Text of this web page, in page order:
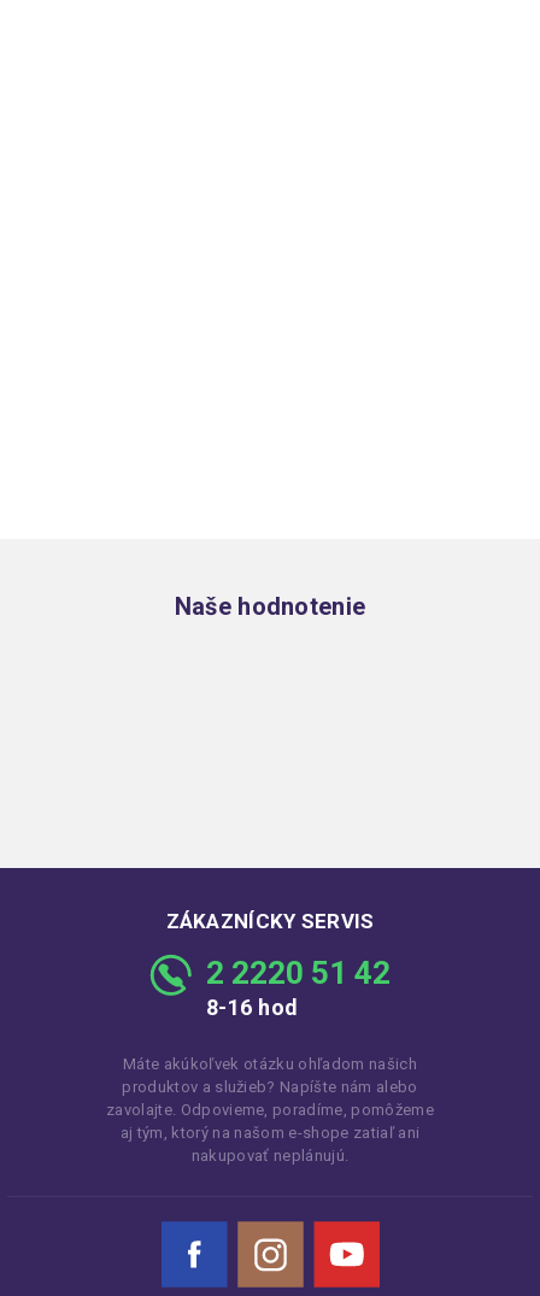
Naše hodnotenie
ZÁKAZNÍCKY SERVIS
2 2220 51 42
8-16 hod
Máte akúkoľvek otázku ohľadom našich
produktov a služieb? Napíšte nám alebo
zavolajte. Odpovieme, poradíme, pomôžeme
aj tým, ktorý na našom e-shope zatiaľ ani
nakupovať neplánujú.
Facebook Instagram YouTube